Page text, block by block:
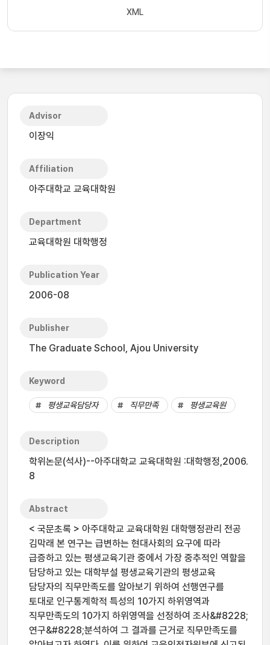
XML
Advisor
이장익
Affiliation
아주대학교 교육대학원
Department
교육대학원 대학행정
Publication Year
2006-08
Publisher
The Graduate School, Ajou University
Keyword
평생교육담당자 직무만족 평생교육원
Description
학위논문(석사)--아주대학교 교육대학원 :대학행정,2006.
8
Abstract
< 국문초록 > 아주대학교 교육대학원 대학행정관리 전공
김막래 본 연구는 급변하는 현대사회의 요구에 따라
급증하고 있는 평생교육기관 중에서 가장 중추적인 역할을
담당하고 있는 대학부설 평생교육기관의 평생교육
담당자의 직무만족도를 알아보기 위하여 선행연구를
토대로 인구통계학적 특성의 10가지 하위영역과
직무만족도의 10가지 하위영역을 선정하여 조사&#8228;
연구&#8228;분석하여 그 결과를 근거로 직무만족도를